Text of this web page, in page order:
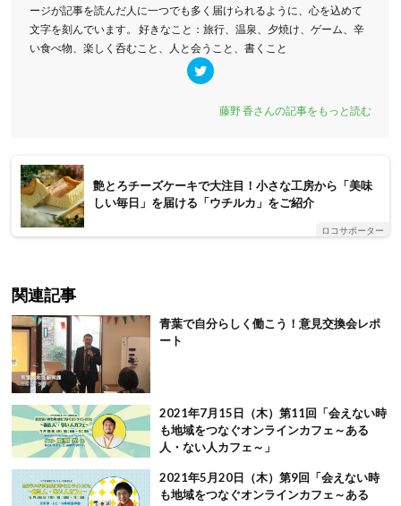
ージが記事を読んだ人に一つでも多く届けられるように、心を込めて
文字を刻んでいます。 好きなこと：旅行、温泉、夕焼け、ゲーム、辛
い食べ物、楽しく呑むこと、人と会うこと、書くこと
藤野 香さんの記事をもっと読む
艶とろチーズケーキで大注目！小さな工房から「美味
しい毎日」を届ける「ウチルカ」をご紹介
ロコサポーター
関連記事
青葉で自分らしく働こう！意見交換会レポ
ート
2021年7月15日（木）第11回「会えない時
も地域をつなぐオンラインカフェ～ある
人・ない人カフェ～」
2021年5月20日（木）第9回「会えない時
も地域をつなぐオンラインカフェ～ある